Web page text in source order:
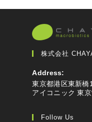
株式会社
Address:
東京都港区東新
アイコニック 東
Follow Us